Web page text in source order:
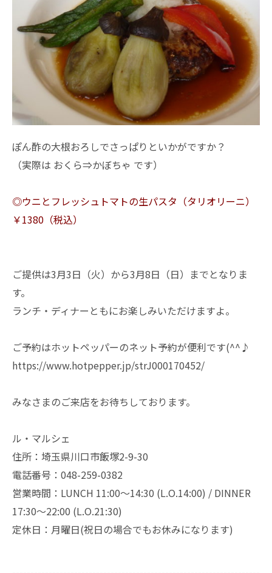
ぽん酢の大根おろしでさっぱりといかがですか？
（実際は おくら⇒かぼちゃ です）
◎ウニとフレッシュトマトの生パスタ（タリオリーニ）
￥1380（税込）
ご提供は3月3日（火）から3月8日（日）までとなりま
す。
ランチ・ディナーともにお楽しみいただけますよ。
ご予約はホットペッパーのネット予約が便利です(^^♪
https://www.hotpepper.jp/strJ000170452/
みなさまのご来店をお待ちしております。
ル・マルシェ
住所：埼玉県川口市飯塚2-9-30
電話番号：048-259-0382
営業時間：LUNCH 11:00～14:30 (L.O.14:00) / DINNER
17:30～22:00 (L.O.21:30)
定休日：月曜日(祝日の場合でもお休みになります)